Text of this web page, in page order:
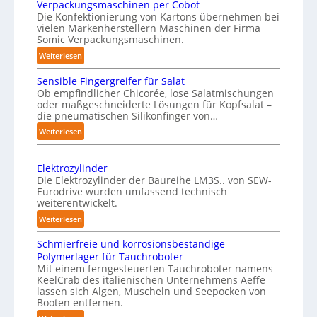
g
e
n
o
n
P
h
s
a
I
a
u
f
d
i
s
t
l
c
h
e
I
t
l
e
n
z
e
r
Verpackungsmaschinen per Cobot
Die Konfektionierung von Kartons übernehmen bei
vielen Markenherstellern Maschinen der Firma
Somic Verpackungsmaschinen.
Weiterlesen:
M
a
g
a
z
i
-
e
l
a
d
u
n
g
f
ü
r
Sensible Fingergreifer für Salat
Ob empfindlicher Chicorée, lose Salatmischungen
oder maßgeschneiderte Lösungen für Kopfsalat –
die pneumatischen Silikonfinger von…
Weiterlesen:
S
n
s
i
b
l
i
n
g
e
Elektrozylinder
Die Elektrozylinder der Baureihe LM3S.. von SEW-
Eurodrive wurden umfassend technisch
weiterentwickelt.
Weiterlesen:
E
l
e
k
t
r
o
Schmierfreie und korrosionsbeständige
Polymerlager für Tauchroboter
Mit einem ferngesteuerten Tauchroboter namens
KeelCrab des italienischen Unternehmens Aeffe
lassen sich Algen, Muscheln und Seepocken von
Booten entfernen.